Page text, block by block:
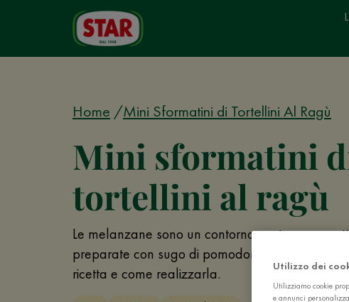
Home Mini Sformatini di Tortellini Al Ragù
Mini sformatini
tortellini al ragù
Le melanzane sono un contorno gustoso,
preparate con sugo di pomodoro e rosmarino:
ricetta e come realizzarla.
Utilizzo dei
Utilizziamo cookie
e annunci